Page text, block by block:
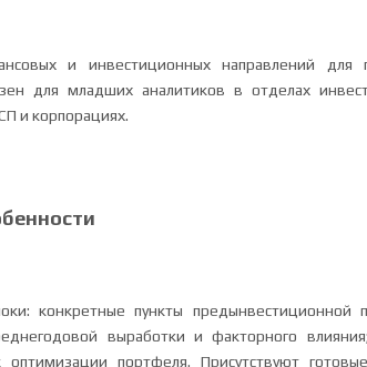
и инвестиционных направлений для
для младших аналитиков в отделах
и корпорациях.
конкретные пункты предынвестиционной
выработки и факторного
портфеля. Присутствуют